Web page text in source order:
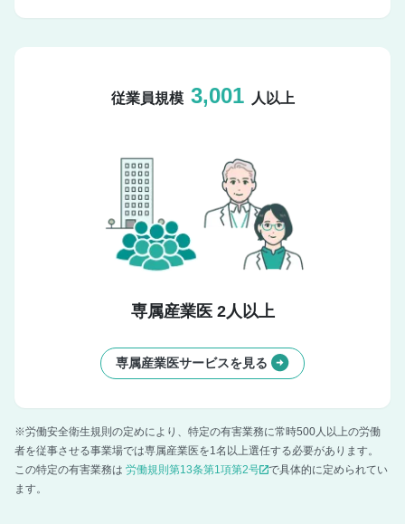
従業員規模 3,001 人以上
専属産業医 2人以上
専属産業医サービスを見る
※労働安全衛生規則の定めにより、特定の有害業務に常時500人以上の労働
者を従事させる事業場では専属産業医を1名以上選任する必要があります。
この特定の有害業務は 労働規則第13条第1項第2号
で具体的に定められてい
ます。